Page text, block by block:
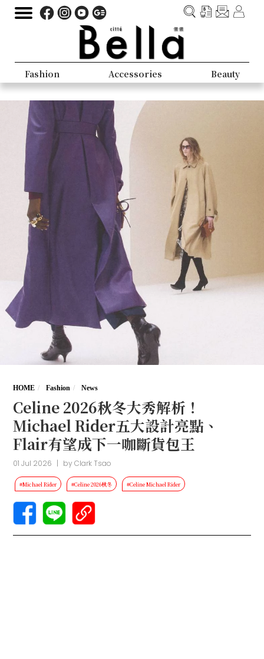
Fashion Accessories Beauty
HOME Fashion News
Celine 2026秋冬大秀解析！
Michael Rider五大設計亮點、
Flair有望成下一咖斷貨包王
01 Jul 2026 | byClark Tsao
#Michael Rider #Celine 2026秋冬 #Celine Michael Rider